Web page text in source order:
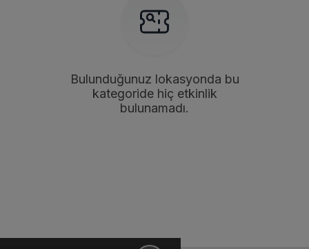
Bulunduğunuz lokasyonda bu
kategoride hiç etkinlik
bulunamadı.